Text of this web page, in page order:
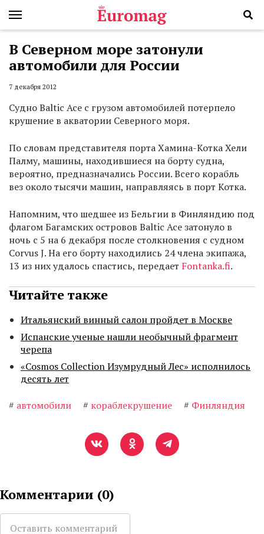
В Северном море затонули
автомобили для России
7 декабря 2012
Судно Baltic Ace с грузом автомобилей потерпело
крушение в акватории Северного моря.
По словам представителя порта Хамина-Котка Хели
Палму, машины, находившиеся на борту судна,
вероятно, предназначались России. Всего корабль
вез около тысячи машин, направляясь в порт Котка.
Напомним, что шедшее из Бельгии в Финляндию под
флагом Багамских островов Baltic Ace затонуло в
ночь с 5 на 6 декабря после столкновения с судном
Corvus J. На его борту находились 24 члена экипажа,
13 из них удалось спастись, передает Fontanka.fi.
Читайте также
Итальянский винный салон пройдет в Москве
Испанские ученые нашли необычный фрагмент
черепа
«Cosmos Collection Изумрудный Лес» исполнилось
десять лет
# автомобили # кораблекрушение # Финляндия
Комментарии (0)